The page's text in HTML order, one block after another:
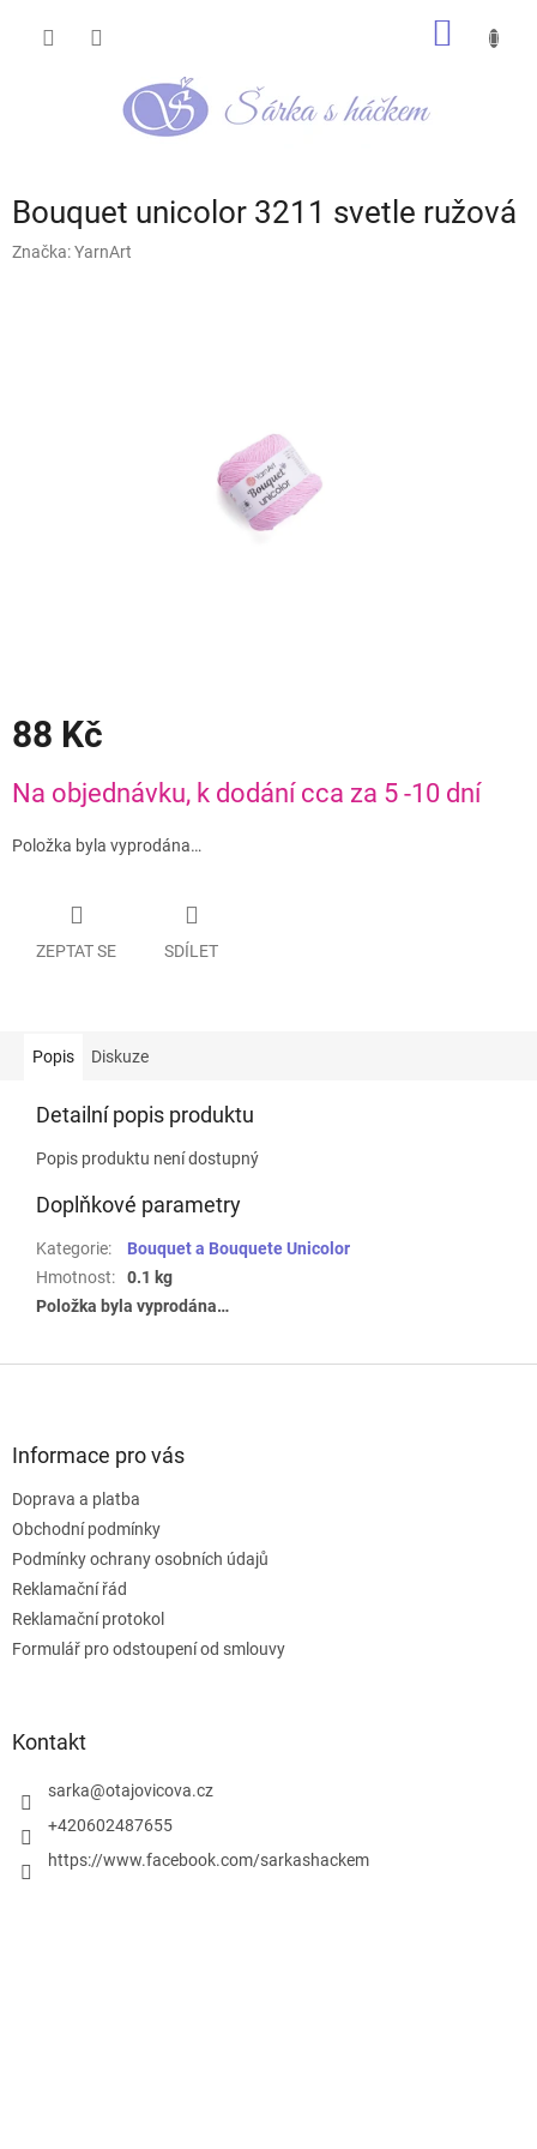
Bouquet unicolor 3211 svetle ružová
Značka:YarnArt
88 Kč
cena:
Na objednávku, k dodání cca za 5 -10 dní
Položka byla vyprodána…
ZEPTAT SE SDÍLET
Popis Diskuze
Detailní popis produktu
Popis produktu není dostupný
Doplňkové parametry
Kategorie:
Bouquet a Bouquete Unicolor
Hmotnost:
0.1 kg
Položka byla vyprodána…
Informace pro vás
Doprava a platba
Obchodní podmínky
Podmínky ochrany osobních údajů
Reklamační řád
Reklamační protokol
Formulář pro odstoupení od smlouvy
Kontakt
sarka@otajovicova.cz
+420602487655
https://www.facebook.com/sarkashackem